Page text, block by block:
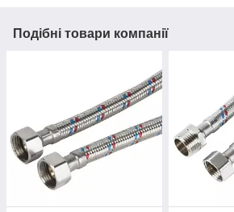
Подібні товари компанії